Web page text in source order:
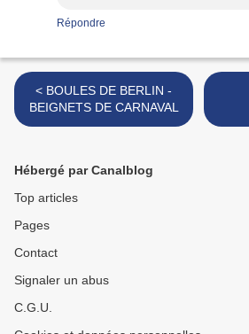
Répondre
< BOULES DE BERLIN -
BEIGNETS DE CARNAVAL
Hébergé par Canalblog
Top articles
Pages
Contact
Signaler un abus
C.G.U.